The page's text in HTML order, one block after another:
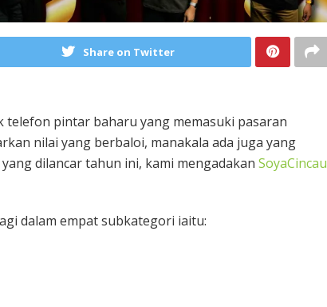
Share on Twitter
pintar baharu yang memasuki pasaran
nilai yang berbaloi, manakala ada juga yang
dilancar tahun ini, kami mengadakan SoyaCincau
dalam empat subkategori iaitu: